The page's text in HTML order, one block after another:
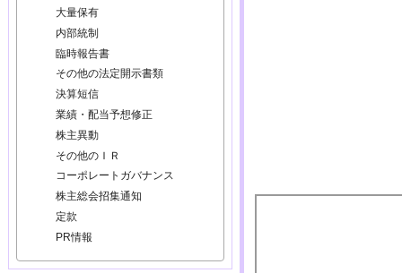
大量保有
内部統制
臨時報告書
その他の法定開示書類
決算短信
業績・配当予想修正
株主異動
その他のＩＲ
コーポレートガバナンス
株主総会招集通知
定款
PR情報